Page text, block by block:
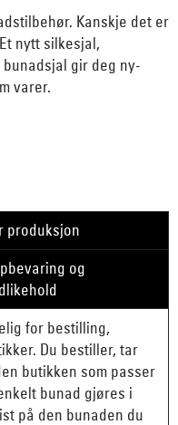
Kanskje det er
nytt silkesjal,
gir deg ny-
varer.
produksjon
og
for bestilling,
Du bestiller, tar
butikken som passer
bunad gjøres i
på den bunaden du